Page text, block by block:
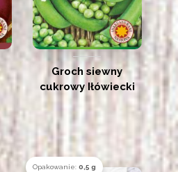
Groch siewny
cukrowy Iłówiecki
Opakowanie: 0,5 g